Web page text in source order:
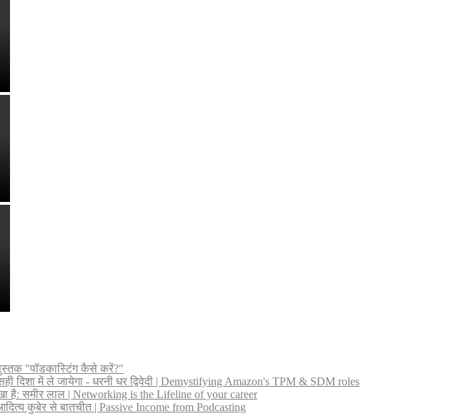
पुस्तक "पॉडकास्टिंग कैसे करें?"
में ले जायेगा - धरनी धर द्विवेदी | Demystifying Amazon's TPM & SDM roles
है: समीर लाल | Networking is the Lifeline of your career
कुबेर से बातचीत | Passive Income from Podcasting